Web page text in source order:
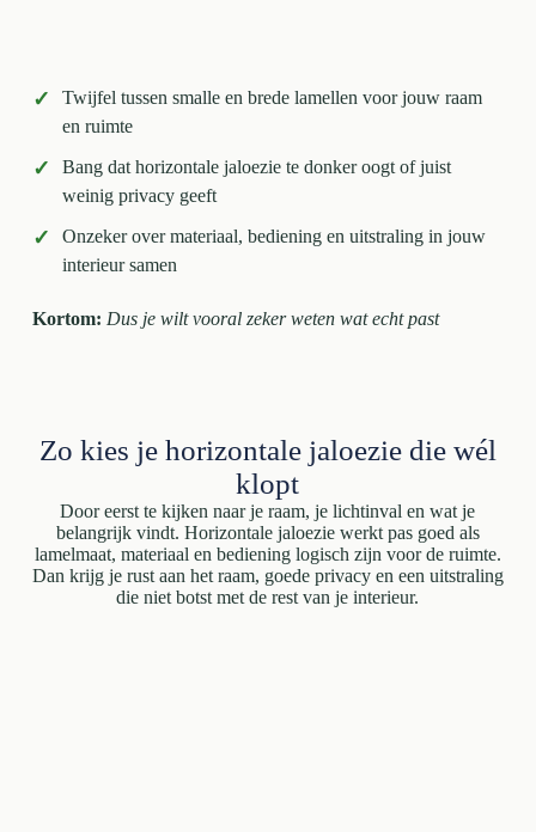
✓
Twijfel tussen smalle en brede lamellen voor jouw raam
en ruimte
✓
Bang dat horizontale jaloezie te donker oogt of juist
weinig privacy geeft
✓
Onzeker over materiaal, bediening en uitstraling in jouw
interieur samen
Kortom: Dus je wilt vooral zeker weten wat echt past
Zo kies je horizontale jaloezie die wél
klopt
Door eerst te kijken naar je raam, je lichtinval en wat je
belangrijk vindt. Horizontale jaloezie werkt pas goed als
lamelmaat, materiaal en bediening logisch zijn voor de ruimte.
Dan krijg je rust aan het raam, goede privacy en een uitstraling
die niet botst met de rest van je interieur.